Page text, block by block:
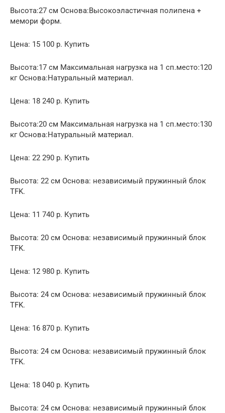
Высота:27 см Основа:Высокоэластичная полипена +
мемори форм.
Цена: 15 100 р. Купить
Высота:17 см Максимальная нагрузка на 1 сп.место:120
кг Основа:Натуральный материал.
Цена: 18 240 р. Купить
Высота:20 см Максимальная нагрузка на 1 сп.место:130
кг Основа:Натуральный материал.
Цена: 22 290 р. Купить
Высота: 22 см Основа: независимый пружинный блок
TFK.
Цена: 11 740 р. Купить
Высота: 20 см Основа: независимый пружинный блок
TFK.
Цена: 12 980 р. Купить
Высота: 24 см Основа: независимый пружинный блок
TFK.
Цена: 16 870 р. Купить
Высота: 24 см Основа: независимый пружинный блок
TFK.
Цена: 18 040 р. Купить
Высота: 24 см Основа: независимый пружинный блок